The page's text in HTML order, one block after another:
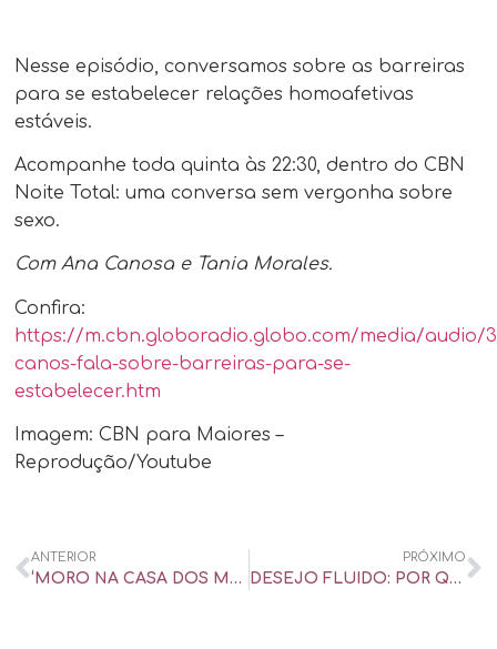
Nesse episódio, conversamos sobre as barreiras
para se estabelecer relações homoafetivas
estáveis.
Acompanhe toda quinta às 22:30​, dentro do CBN
Noite Total: uma conversa sem vergonha sobre
sexo.
Com Ana Canosa e Tania Morales.
Confira:
https://m.cbn.globoradio.globo.com/media/audio/
canos-fala-sobre-barreiras-para-se-
estabelecer.htm
Imagem: CBN para Maiores –
Reprodução/Youtube
ANTERIOR
‘MORO NA CASA DOS MEUS PAIS COM MINHA MULHER E ELA NÃO QUER TRANSAR’ – UOL UNIVERSA
PRÓXIMO
DESEJO FLUIDO: POR QUE HÁ ‘HÉTEROS’ QUE TRAEM COM PESSOAS DO MESMO SEXO? – UOL UNIVERSA